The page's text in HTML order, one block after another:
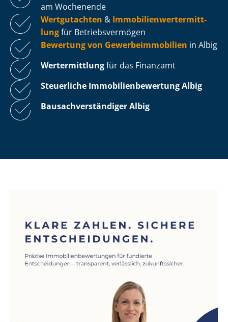
am Wochenende
Wertgutachten & Im­mo­bi­li­en­wert­ermitt­
lungfür Be­triebs­ver­mö­gen
Bewertung von Ge­wer­be­im­mo­bi­li­en in Albig
Wertermittlungfür das Finanzamt
Steuerliche Im­mo­bi­li­en­be­wer­tungAlbig
Bau­sach­ver­stän­di­ger Albig